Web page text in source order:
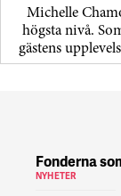
Michelle
högsta nivå.
gästens
Fonderna
NYHETER